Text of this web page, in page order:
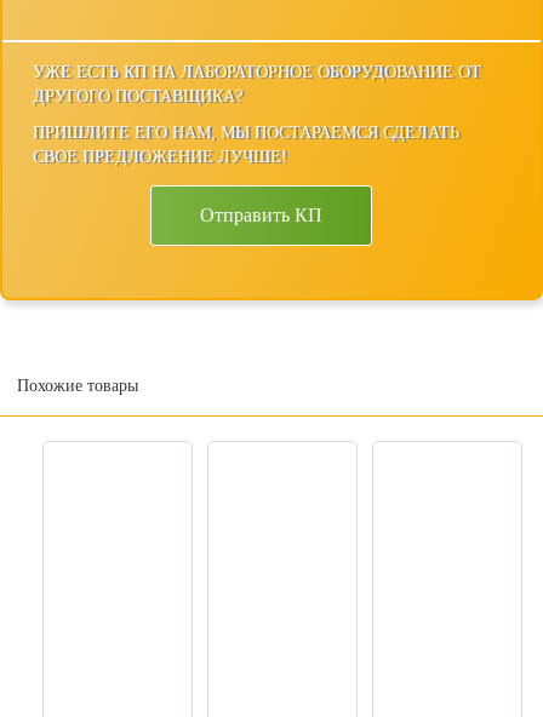
УЖЕ ЕСТЬ КП НА ЛАБОРАТОРНОЕ ОБОРУДОВАНИЕ ОТ
ДРУГОГО ПОСТАВЩИКА?
ПРИШЛИТЕ ЕГО НАМ, МЫ ПОСТАРАЕМСЯ СДЕЛАТЬ
СВОЕ ПРЕДЛОЖЕНИЕ ЛУЧШЕ!
Отправить КП
Похожие товары